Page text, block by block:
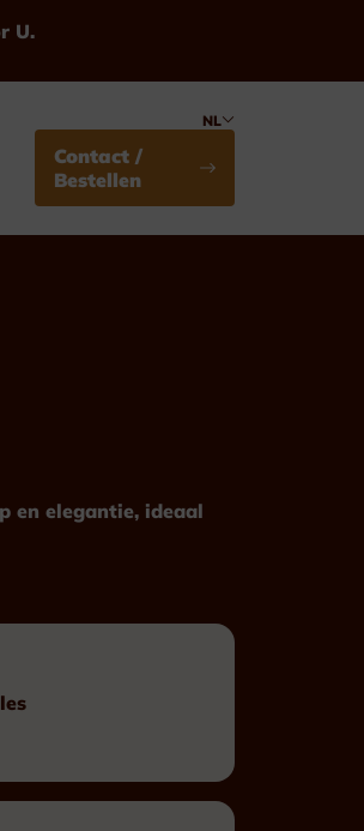
U.
NL
Contact /
Bestellen
en elegantie, ideaal